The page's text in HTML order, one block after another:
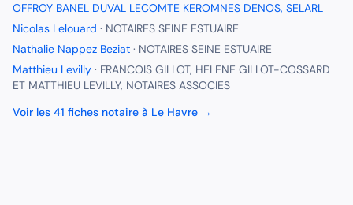
OFFROY BANEL DUVAL LECOMTE KEROMNES DENOS, SELARL
Nicolas Lelouard · NOTAIRES SEINE ESTUAIRE
Nathalie Nappez Beziat · NOTAIRES SEINE ESTUAIRE
Matthieu Levilly · FRANCOIS GILLOT, HELENE GILLOT-COSSARD
ET MATTHIEU LEVILLY, NOTAIRES ASSOCIES
Voir les 41 fiches notaire à Le Havre →